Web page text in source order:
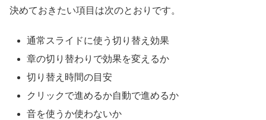
決めておきたい項目は次のとおりです。
通常スライドに使う切り替え効果
章の切り替わりで効果を変えるか
切り替え時間の目安
クリックで進めるか自動で進めるか
音を使うか使わないか